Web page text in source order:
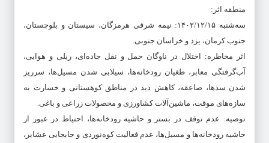
منطقه اثر:
سه‌شنبه ۱۴۰۲/۱۲/۱۵: نیمه شرقی هرمزگان، سیستان و بلوچستان،
جنوب کرمان، یزد و خراسان جنوبی.
اثر مخاطره: اختلال در ناوگان حمل و نقل جاده‌ای، ریلی و هوایی،
آب‌گرفتگی معابر، طغیان رودخانه‌ها، سیلابی شدن مسیل‌ها، سرریز
شدن سدها، صاعقه، کاهش دید در مناطق کوهستانی و خسارت به
سازه‌های موقت، ماشین‌آلات کشاورزی و محصولات زراعی و باغی.
توصیه: عدم توقف در بستر و حاشیه رودخانه‌ها، احتیاط در عبور از
حاشیه رودخانه‌ها و مسیل‌ها، عدم فعالیت کوه‌نوردی و جابجایی عشایر،